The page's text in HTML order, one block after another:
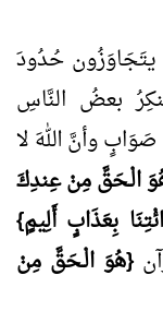
حُدُودَ
بعضُ النَّاسِ
وأنَّ اللهَ لا
الْـحَقَّ مِنْ عِندِكَ
بِعَذَابٍ أَلِيمٍ}
{هُوَ الْـحَقَّ مِنْ